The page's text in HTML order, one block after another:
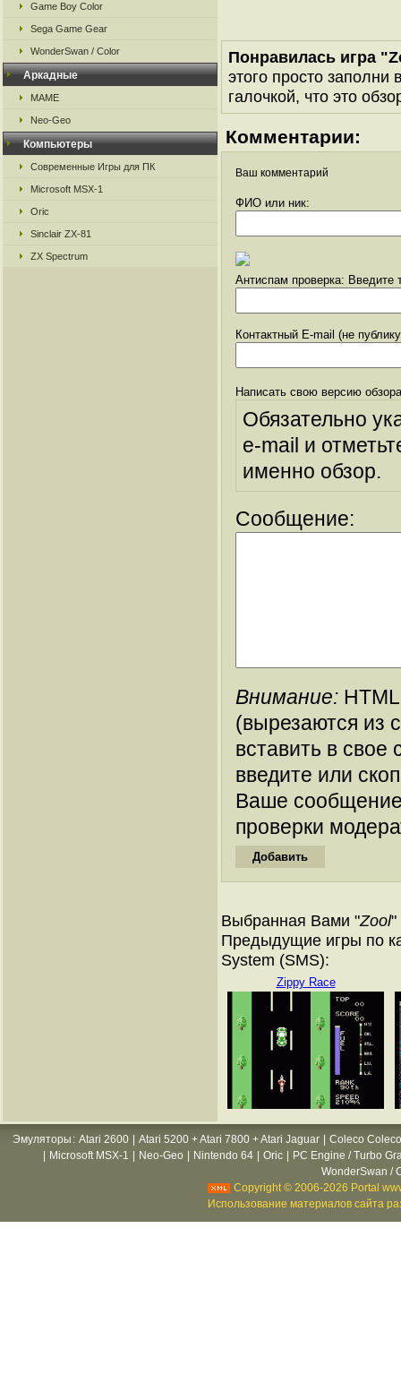
Game Boy Color
Sega Game Gear
WonderSwan / Color
Аркадные
MAME
Neo-Geo
Компьютеры
Современные Игры для ПК
Microsoft MSX-1
Oric
Sinclair ZX-81
ZX Spectrum
Понравилась игра
этого просто заполни
галочкой, что это
Комментарии:
Ваш комментарий
ФИО или ник:
Антиспам проверка: Введите
Контактный E-mail (не
Написать свою версию
Обязательно
e-mail и
именно обзор.
Сообщение:
Внимание:
(вырезаются из
вставить в
введите или
Ваше
проверки
Выбранная Вами "Zool"
Предыдущие игры по
System (SMS):
Zippy Race
Эмуляторы : Atari 2600 Atari 5200 + Atari 7800 + Atari Jaguar
Coleco
Microsoft MSX-1 Neo-Geo Nintendo 64 Oric
PC Engine / Turbo
WonderSwan /
Copyright © 2006-2026 Portal
Использование материалов сайта